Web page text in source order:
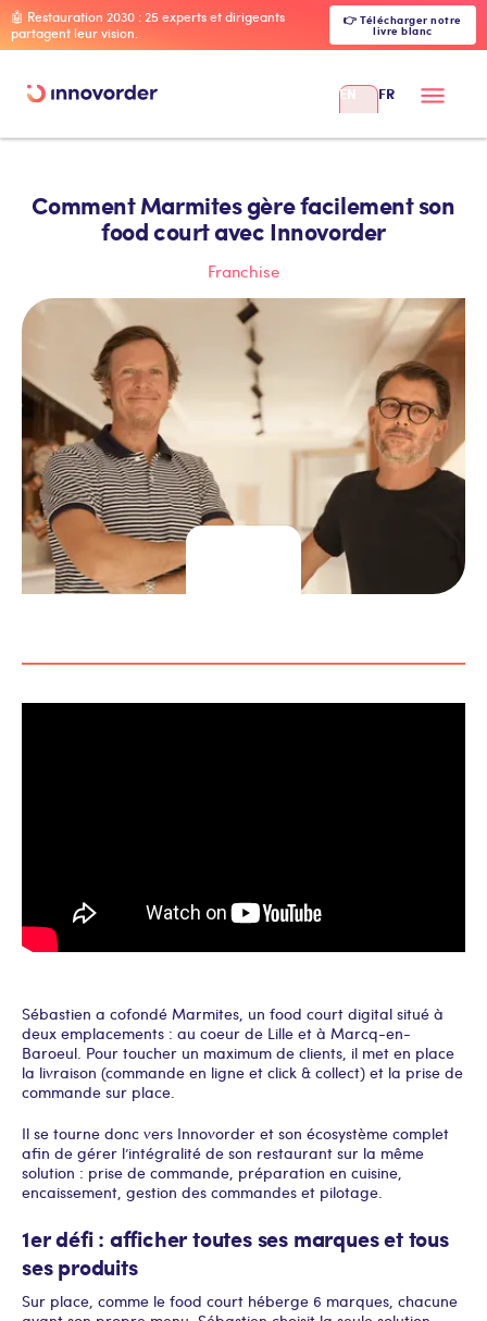
🤖 Restauration 2030 : 25 experts et dirigeants
partagent leur vision.
👉 Télécharger notre
livre blanc
EN FR
Comment Marmites gère facilement son
food court avec Innovorder
Franchise
Sébastien a cofondé Marmites, un food court digital situé à
deux emplacements : au coeur de Lille et à Marcq-en-
Baroeul. Pour toucher un maximum de clients, il met en place
la livraison (commande en ligne et click & collect) et la prise de
commande sur place.
Il se tourne donc vers Innovorder et son écosystème complet
afin de gérer l’intégralité de son restaurant sur la même
solution : prise de commande, préparation en cuisine,
encaissement, gestion des commandes et pilotage.
1er défi : afficher toutes ses marques et tous
ses produits
Sur place, comme le food court héberge 6 marques, chacune